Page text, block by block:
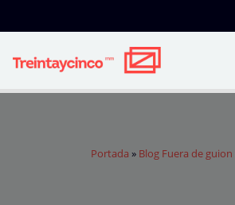
Portada » Blog Fuera de guion